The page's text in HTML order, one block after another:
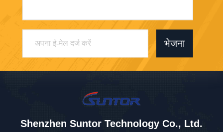
भेजना
Shenzhen Suntor Technology Co., Ltd.